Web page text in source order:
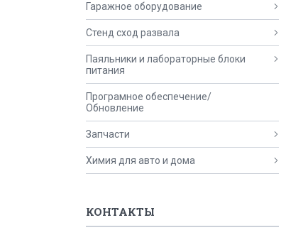
Гаражное оборудование
Стенд сход развала
Паяльники и лабораторные блоки
питания
Програмное обеспечение/
Обновление
Запчасти
Химия для авто и дома
КОНТАКТЫ